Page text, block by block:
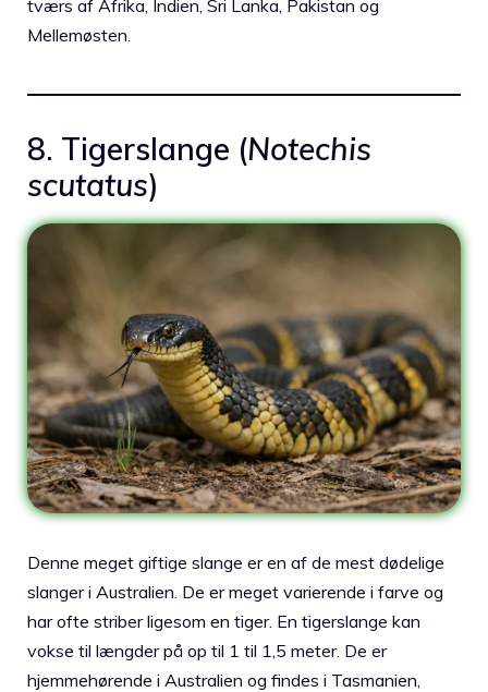
tværs af Afrika, Indien, Sri Lanka, Pakistan og
Mellemøsten.
8. Tigerslange (Notechis
scutatus)
Denne meget giftige slange er en af ​​de mest dødelige
slanger i Australien. De er meget varierende i farve og
har ofte striber ligesom en tiger. En tigerslange kan
vokse til længder på op til 1 til 1,5 meter. De er
hjemmehørende i Australien og findes i Tasmanien,